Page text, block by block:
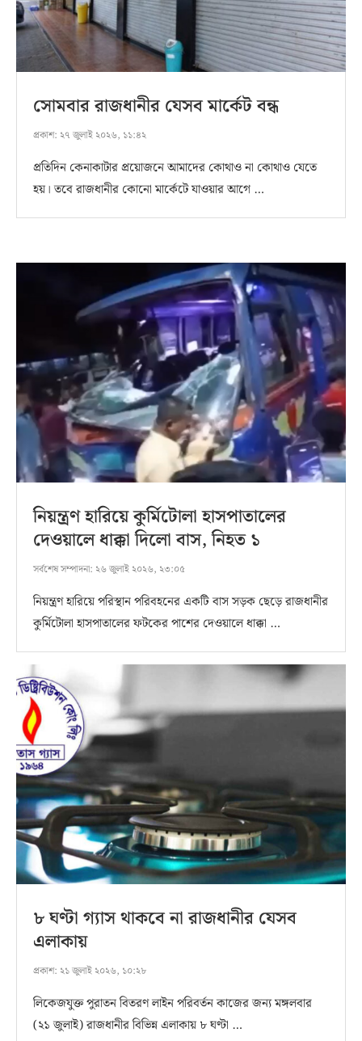
সোমবার রাজধানীর যেসব মার্কেট বন্ধ
প্রকাশ: ২৭ জুলাই ২০২৬, ১১:৪২
প্রতিদিন কেনাকাটার প্রয়োজনে আমাদের কোথাও না কোথাও যেতে
হয়। তবে রাজধানীর কোনো মার্কেটে যাওয়ার আগে …
নিয়ন্ত্রণ হারিয়ে কুর্মিটোলা হাসপাতালের
দেওয়ালে ধাক্কা দিলো বাস, নিহত ১
সর্বশেষ সম্পাদনা: ২৬ জুলাই ২০২৬, ২৩:০৫
নিয়ন্ত্রণ হারিয়ে পরিস্থান পরিবহনের একটি বাস সড়ক ছেড়ে রাজধানীর
কুর্মিটোলা হাসপাতালের ফটকের পাশের দেওয়ালে ধাক্কা …
৮ ঘণ্টা গ্যাস থাকবে না রাজধানীর যেসব
এলাকায়
প্রকাশ: ২১ জুলাই ২০২৬, ১০:২৮
লিকেজযুক্ত পুরাতন বিতরণ লাইন পরিবর্তন কাজের জন্য মঙ্গলবার
(২১ জুলাই) রাজধানীর বিভিন্ন এলাকায় ৮ ঘণ্টা …